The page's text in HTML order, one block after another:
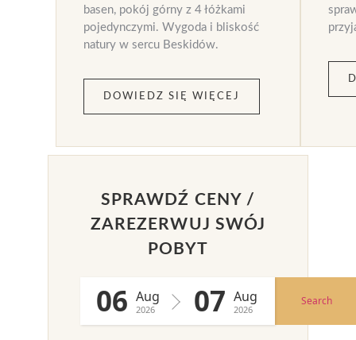
basen, pokój górny z 4 łóżkami
pojedynczymi. Wygoda i bliskość
natury w sercu Beskidów.
DOWIEDZ SIĘ WIĘCEJ
SPRAWDŹ CENY /
ZAREZERWUJ SWÓJ
POBYT
06 Aug
2026 07 Aug
2026
Search